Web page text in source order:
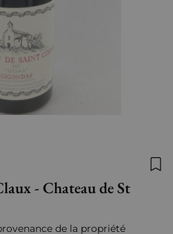
- Chateau de St
de la propriété